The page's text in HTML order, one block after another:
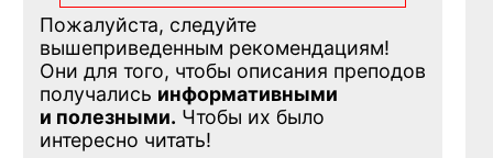
Пожалуйста, следуйте
вышеприведенным рекомендациям!
Они для того, чтобы описания преподов
получались информативными
и полезными. Чтобы их было
интересно читать!